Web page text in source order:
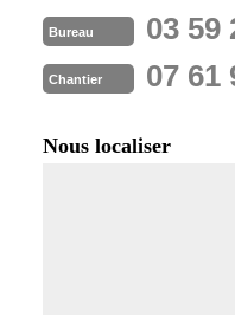
Bureau 03 59
Chantier 07 61
Nous localiser